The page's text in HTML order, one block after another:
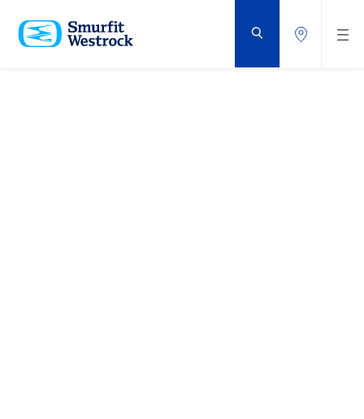
AU
CONTENU
PRINCIPAL